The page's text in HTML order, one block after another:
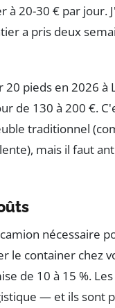
à 20-30 € par jour.
a pris deux
pieds en 2026 à
de 130 à 200 €.
traditionnel
mais il faut
nécessaire
le container chez
de 10 à 15 %. Les
— et ils sont